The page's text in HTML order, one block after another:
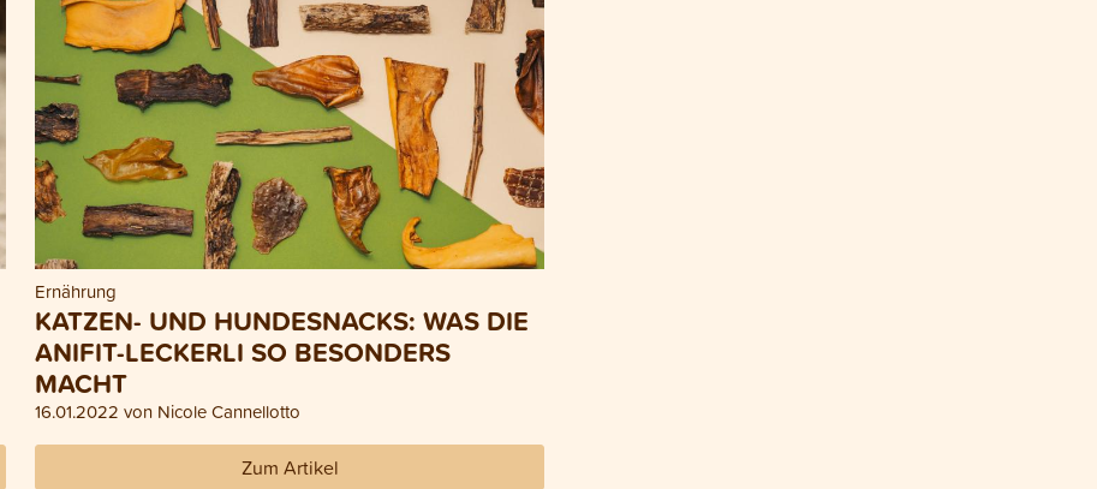
Ernährung
KATZEN- UND HUNDESNACKS: WAS DIE
ANIFIT-LECKERLI SO BESONDERS
MACHT
16.01.2022 von Nicole Cannellotto
Zum Artikel